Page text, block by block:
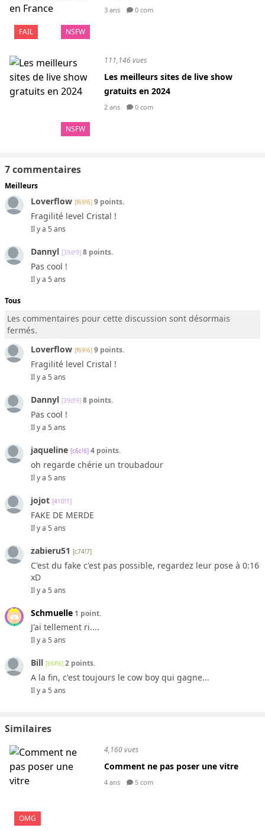
FAIL NSFW
3 ans 0 com
NSFW
111,146 vues
Les meilleurs sites de live show
gratuits en 2024
2 ans 0 com
7 commentaires
Meilleurs
Loverflow [f69!6] 9 points.
Fragilité level Cristal !
Il y a 5 ans
Dannyl [39d!9] 8 points.
Pas cool !
Il y a 5 ans
Tous
Les commentaires pour cette discussion sont désormais
fermés.
Loverflow [f69!6] 9 points.
Fragilité level Cristal !
Il y a 5 ans
Dannyl [39d!9] 8 points.
Pas cool !
Il y a 5 ans
jaqueline [c6c!6] 4 points.
oh regarde chérie un troubadour
Il y a 5 ans
jojot [410!1]
FAKE DE MERDE
Il y a 5 ans
zabieru51 [c74!7]
C'est du fake c'est pas possible, regardez leur pose à 0:16
xD
Il y a 5 ans
Schmuelle 1 point.
J'ai tellement ri....
Il y a 5 ans
Bill [66f!6] 2 points.
A la fin, c'est toujours le cow boy qui gagne...
Il y a 5 ans
Similaires
OMG
4,160 vues
Comment ne pas poser une vitre
4 ans 5 com